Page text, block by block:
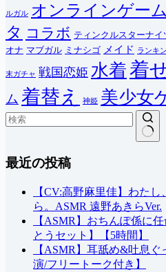
ルガル オンラインゲーム
タ コラボ ティンクルスターナイ
オナ マブガル ミナシゴ メイド ランキ
末ガチャ 戦国恋姫 水着着
ム 着替え 神姫 美少女
果
最近の投稿
【CV:高野麻里佳】わた
ら。ASMR 遠野あきらVer.
【ASMR】おちんぽ係に
とうセット】【5時間】
【ASMR】耳舐め&吐息
演/フリートーク付き】